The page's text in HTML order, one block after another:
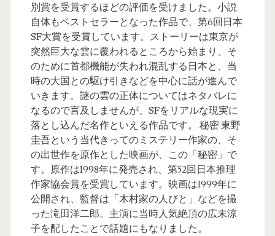
別賞を受賞するほどの評価を受けました。小説
自体もベストセラーとなった作品で、第6回日本
SF大賞を受賞しています。ストーリーは東京が
突然巨大な雲に覆われるところから始まり、そ
のために首都機能が失われ混乱する日本と、当
時の大国との駆け引きなどを中心に話が進んで
いきます。謎の雲の正体についてはネタバレに
なるので言及しませんが、SFをリアルな現実に
落とし込んだ名作といえる作品です。 秘密 東野
圭吾という当代きってのミステリー作家の、そ
の出世作を原作とした映画が、この「秘密」で
す。原作は1998年に発売され、第52回日本推理
作家協会賞を受賞しています。映画は1999年に
公開され、監督は「木村家の人びと」などを撮
った滝田洋二郎。主演に当時人気絶頂の広末涼
子を配したことで話題にもなりました。